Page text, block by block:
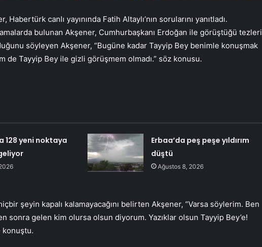
canlı yayınında Fatih Altaylı’nın sorularını yanıtladı.
bulunan Akşener, Cumhurbaşkanı Erdoğan ile görüştüğü tezleri
söyleyen Akşener, “Bugüne kadar Tayyip Bey benimle konuşmak
de Tayyip Bey ile gizli görüşmem olmadı.” söz konusu.
128 yeni noktaya
Erbaa’da peş peşe yıldırım
düştü
Ağustos 8, 2026
şeyin kapalı kalamayacağını belirten Akşener, “Varsa söylerim. Ben
sonra gelen kim olursa olsun diyorum. Yazıklar olsun Tayyip Bey’e!
konuştu.